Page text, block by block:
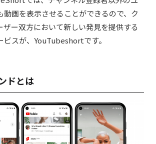
動画を表示させることができるので、ク
ザー双方において新しい発見を提供する
ビスが、YouTubeshortです。
ドとは